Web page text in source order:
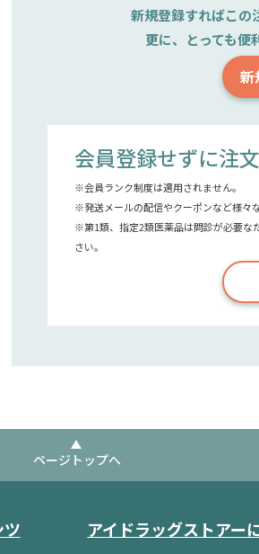
新規登録すればこの
更に、とっても便
新
会員登録せずに注
※会員ランク制度は適用されません。
※発送メールの配信やクーポンなど様々
※第1類、指定2類医薬品は問診が必要な
さい。
ページトップへ
アイドラッグストアー